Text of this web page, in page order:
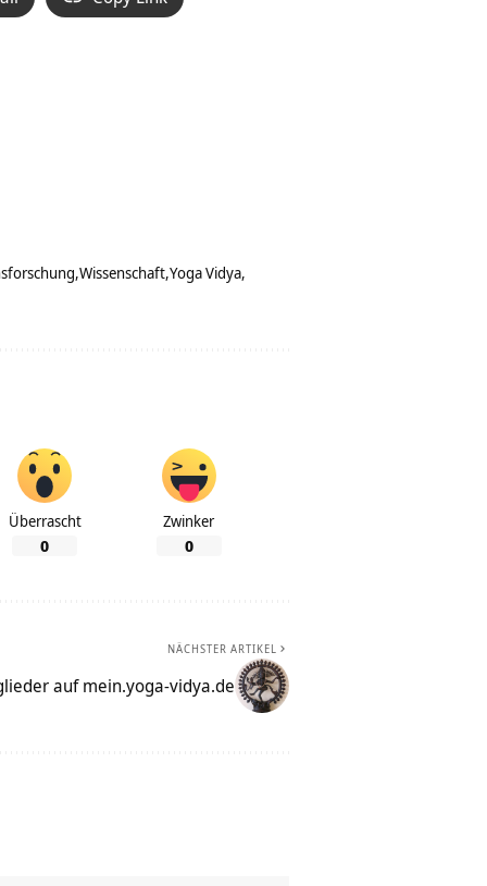
Wissenschaft Yoga Vidya
Überrascht
0
Zwinker
0
NÄCHSTER ARTIKEL
auf mein.yoga-vidya.de